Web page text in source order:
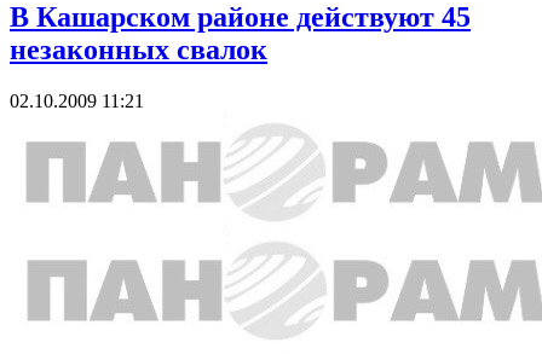
В Кашарском районе действуют 45
незаконных свалок
02.10.2009 11:21